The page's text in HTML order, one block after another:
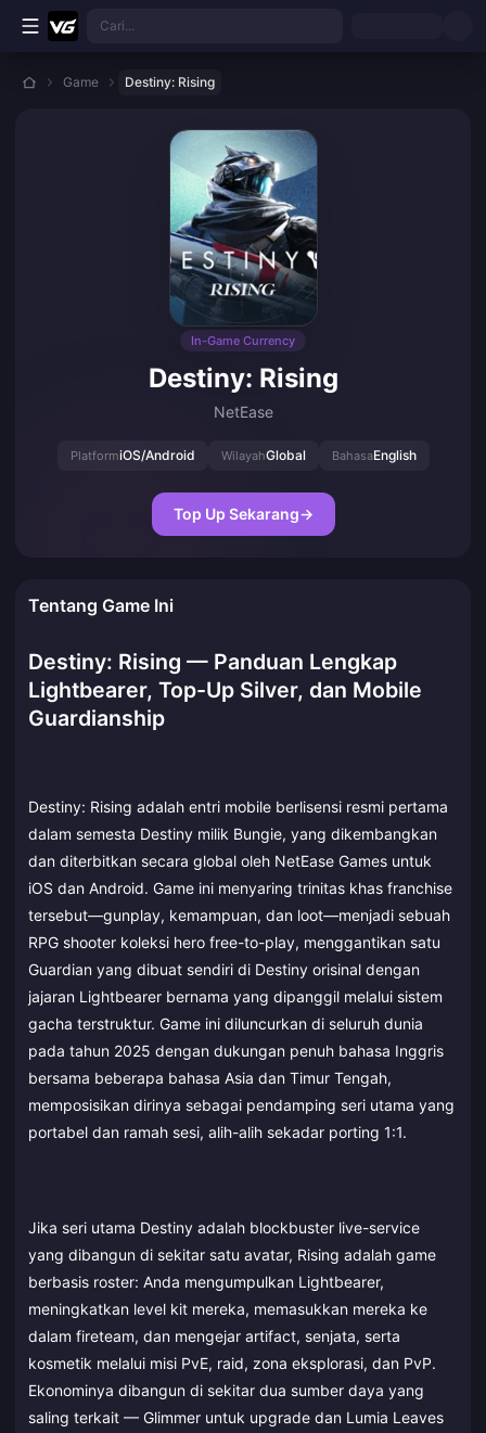
Lewati ke konten utama
Cari...
Game Destiny: Rising
In-Game Currency
Destiny: Rising
NetEase
PlatformiOS/Android WilayahGlobal BahasaEnglish
Top Up Sekarang→
Tentang Game Ini
Destiny: Rising — Panduan Lengkap
Lightbearer, Top-Up Silver, dan Mobile
Guardianship
Destiny: Rising adalah entri mobile berlisensi resmi pertama
dalam semesta Destiny milik Bungie, yang dikembangkan
dan diterbitkan secara global oleh NetEase Games untuk
iOS dan Android. Game ini menyaring trinitas khas franchise
tersebut—gunplay, kemampuan, dan loot—menjadi sebuah
RPG shooter koleksi hero free-to-play, menggantikan satu
Guardian yang dibuat sendiri di Destiny orisinal dengan
jajaran Lightbearer bernama yang dipanggil melalui sistem
gacha terstruktur. Game ini diluncurkan di seluruh dunia
pada tahun 2025 dengan dukungan penuh bahasa Inggris
bersama beberapa bahasa Asia dan Timur Tengah,
memposisikan dirinya sebagai pendamping seri utama yang
portabel dan ramah sesi, alih-alih sekadar porting 1:1.
Jika seri utama Destiny adalah blockbuster live-service
yang dibangun di sekitar satu avatar, Rising adalah game
berbasis roster: Anda mengumpulkan Lightbearer,
meningkatkan level kit mereka, memasukkan mereka ke
dalam fireteam, dan mengejar artifact, senjata, serta
kosmetik melalui misi PvE, raid, zona eksplorasi, dan PvP.
Ekonominya dibangun di sekitar dua sumber daya yang
saling terkait — Glimmer untuk upgrade dan Lumia Leaves